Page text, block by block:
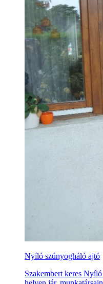
Nyíló szúnyogháló ajtó
Szakembert keres